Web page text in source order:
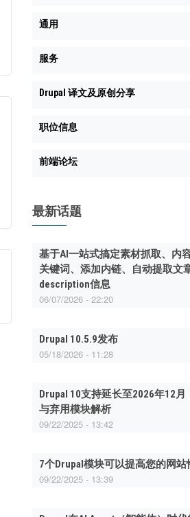
通用
服务
Drupal 译文及原创分享
职位信息
前端论坛
最新话题
基于AI一站式搞定素材抓取、内
关键词、添加内链、自动提取文
description信息
06/07/2026 - 22:20
Drupal 10.5.9发布
05/18/2026 - 11:28
Drupal 10支持延长至2026年12
与弃用模块解析
09/22/2025 - 13:42
7个Drupal模块可以提高您的网站
09/22/2025 - 13:39